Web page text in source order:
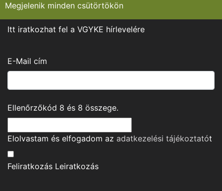
Megjelenik minden csütörtökön
Itt iratkozhat fel a VGYKE hírlevelére
E-Mail cím
Ellenőrzőkód 8 és 8 összege.
Elolvastam és elfogadom az adatkezelési tájékoztatót
Feliratkozás Leiratkozás